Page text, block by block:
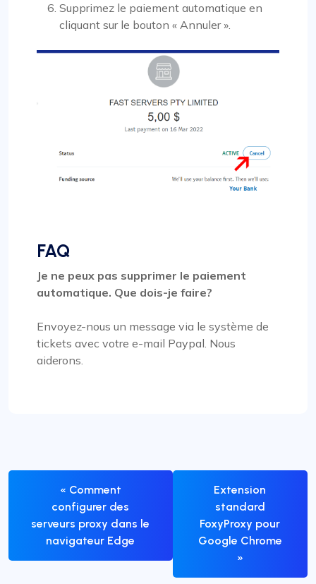
Supprimez le paiement automatique en
cliquant sur le bouton « Annuler ».
FAQ
Je ne peux pas supprimer le paiement
automatique. Que dois-je faire?
Envoyez-nous un message via le système de
tickets avec votre e-mail Paypal. Nous
aiderons.
« Comment
configurer des
serveurs proxy dans le
navigateur Edge
Extension
standard
FoxyProxy pour
Google Chrome
»